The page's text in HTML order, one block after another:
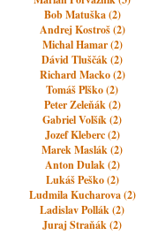
Bob Matuška (2)
Andrej Kostroš (2)
Michal Hamar (2)
Dávid Tluščák (2)
Richard Macko (2)
Tomáš Plško (2)
Peter Zeleňák (2)
Gabriel Volšík (2)
Jozef Kleberc (2)
Marek Maslák (2)
Anton Dulak (2)
Lukáš Peško (2)
Ludmila Kucharova (2)
Ladislav Pollák (2)
Juraj Straňák (2)